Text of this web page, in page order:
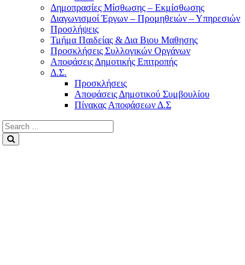
Δημοπρασίες Μίσθωσης – Εκμίσθωσης
Διαγωνισμοί Έργων – Προμηθειών – Υπηρεσιών
Προσλήψεις
Τμήμα Παιδείας & Δια Βιου Μαθησης
Προσκλήσεις Συλλογικών Οργάνων
Αποφάσεις Δημοτικής Επιτροπής
Δ.Σ.
Προσκλήσεις
Αποφάσεις Δημοτικού Συμβουλίου
Πίνακας Αποφάσεων Δ.Σ
Search
for: